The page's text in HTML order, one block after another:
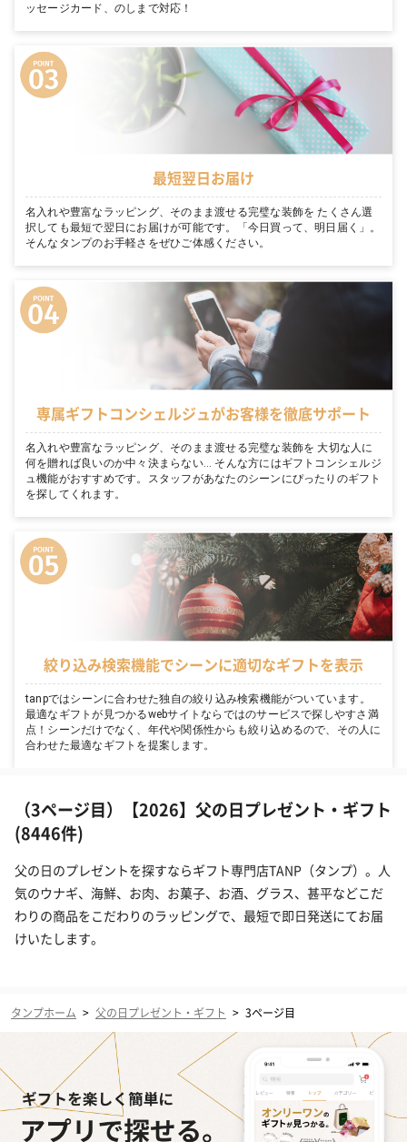
ッセージカード、のしまで対応！
最短翌日お届け
名入れや豊富なラッピング、そのまま渡せる完璧な装飾を たくさん選
択しても最短で翌日にお届けが可能です。「今日買って、明日届く」。
そんなタンプのお手軽さをぜひご体感ください。
専属ギフトコンシェルジュがお客様を徹底サポート
名入れや豊富なラッピング、そのまま渡せる完璧な装飾を 大切な人に
何を贈れば良いのか中々決まらない… そんな方にはギフトコンシェルジ
ュ機能がおすすめです。スタッフがあなたのシーンにぴったりのギフト
を探してくれます。
絞り込み検索機能でシーンに適切なギフトを表示
tanpではシーンに合わせた独自の絞り込み検索機能がついています。
最適なギフトが見つかるwebサイトならではのサービスで探しやすさ満
点！シーンだけでなく、年代や関係性からも絞り込めるので、その人に
合わせた最適なギフトを提案します。
（3ページ目）【2026】父の日プレゼント・ギフト
(8446件)
父の日のプレゼントを探すならギフト専門店TANP（タンプ）。人
気のウナギ、海鮮、お肉、お菓子、お酒、グラス、甚平などこだ
わりの商品をこだわりのラッピングで、最短で即日発送にてお届
けいたします。
タンプホーム > 父の日プレゼント・ギフト > 3ページ目